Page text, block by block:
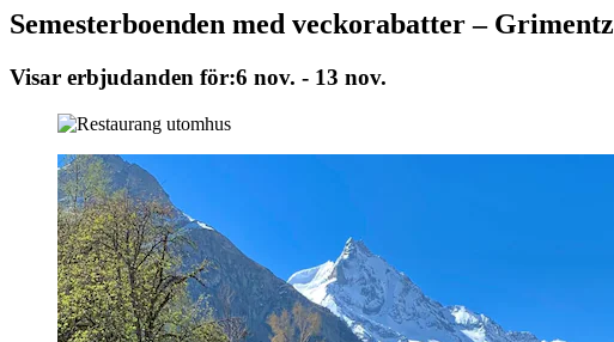
Semesterboenden med veckorabatter – Grimentz
Visar erbjudanden för:6 nov. - 13 nov.